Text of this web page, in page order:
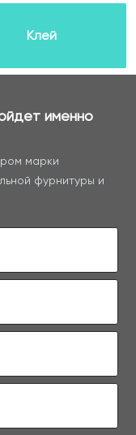
Клей
именно
марки
фурнитуры и